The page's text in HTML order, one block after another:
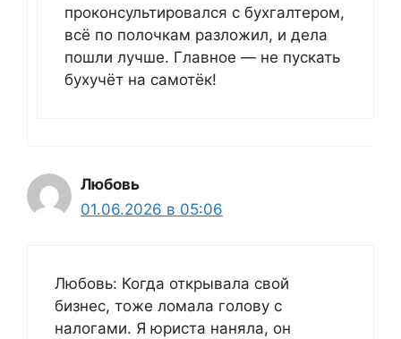
проконсультировался с бухгалтером,
всё по полочкам разложил, и дела
пошли лучше. Главное — не пускать
бухучёт на самотёк!
Любовь
01.06.2026 в 05:06
Любовь: Когда открывала свой
бизнес, тоже ломала голову с
налогами. Я юриста наняла, он